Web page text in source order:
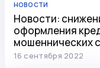
НОВОСТИ
Новости:
оформления
мошеннических
16 сентября 2022